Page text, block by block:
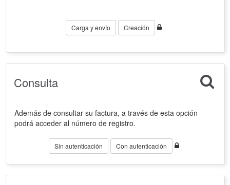
Carga y envío Creación
Consulta
Además de consultar su factura, a través de esta opción
podrá acceder al número de registro.
Sin autenticación Con autenticación